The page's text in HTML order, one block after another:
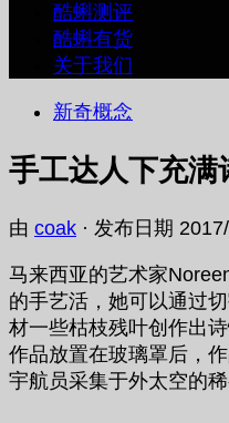
酷蝌测评
酷蝌有货
关于我们
新奇概念
手工达人下充满
由 coak · 发布日期
马来西亚的艺术家
的手艺活，她可以通过
材一些枯枝残叶创作出
作品放置在玻璃罩后，
宇航员采集于外太空的稀